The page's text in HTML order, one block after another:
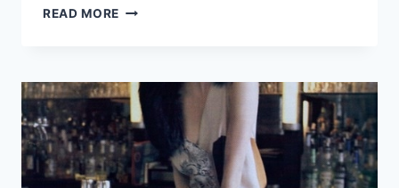
READ MORE CABELLOS